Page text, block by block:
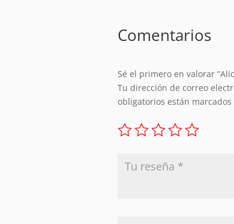
Comentarios
Sé el primero en valorar
Tu dirección de correo
obligatorios están